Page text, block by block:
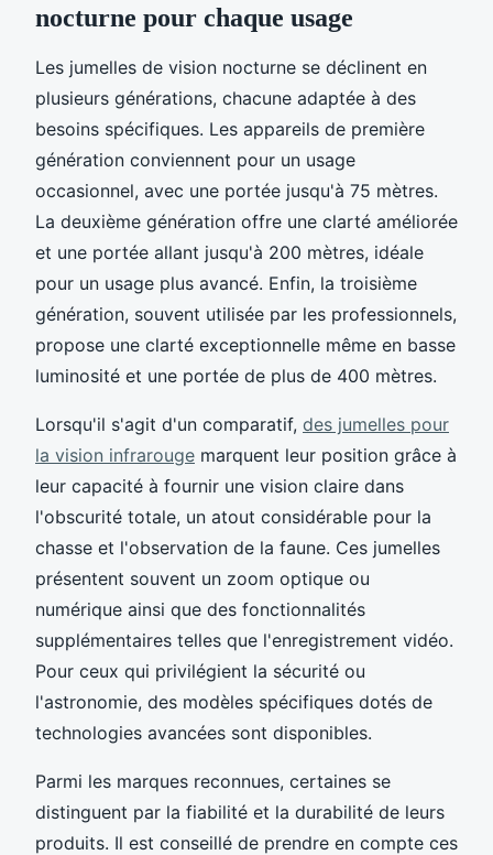
nocturne pour chaque usage
Les jumelles de vision nocturne se déclinent en
plusieurs générations, chacune adaptée à des
besoins spécifiques. Les appareils de première
génération conviennent pour un usage
occasionnel, avec une portée jusqu'à 75 mètres.
La deuxième génération offre une clarté améliorée
et une portée allant jusqu'à 200 mètres, idéale
pour un usage plus avancé. Enfin, la troisième
génération, souvent utilisée par les professionnels,
propose une clarté exceptionnelle même en basse
luminosité et une portée de plus de 400 mètres.
Lorsqu'il s'agit d'un comparatif, des jumelles pour
la vision infrarouge marquent leur position grâce à
leur capacité à fournir une vision claire dans
l'obscurité totale, un atout considérable pour la
chasse et l'observation de la faune. Ces jumelles
présentent souvent un zoom optique ou
numérique ainsi que des fonctionnalités
supplémentaires telles que l'enregistrement vidéo.
Pour ceux qui privilégient la sécurité ou
l'astronomie, des modèles spécifiques dotés de
technologies avancées sont disponibles.
Parmi les marques reconnues, certaines se
distinguent par la fiabilité et la durabilité de leurs
produits. Il est conseillé de prendre en compte ces